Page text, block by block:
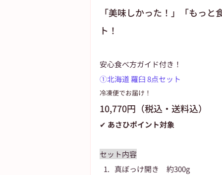
「美味しかった！」「もっ
ト！
安心食べ方ガイド付き！
①北海道 羅臼 8点セット
冷凍便でお届け！
10,770円（税込・送料込）
✔ あさひポイント対象
セット内容
真ぼっけ開き　約300g